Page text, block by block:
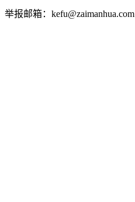
举报邮箱：kefu@zaimanhua.com